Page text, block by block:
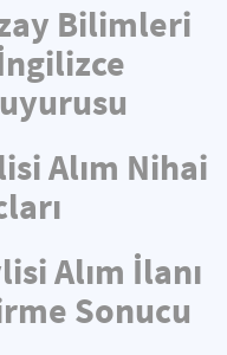
Bilimleri
Alım Nihai
Alım İlanı
Sonucu